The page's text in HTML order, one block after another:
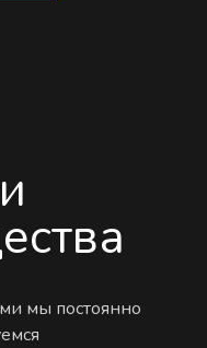
мы постоянно